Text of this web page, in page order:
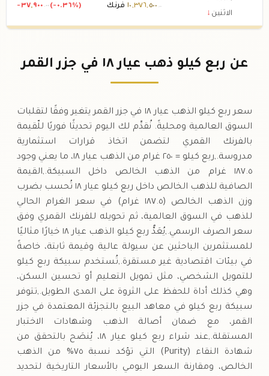
الاثنين ↓
١٠,٣٧٦,٥٠٠ .٠٠ فرنك -٣٧,٩٠٠ .٠٠ (-٠.٣٦%)
١٠,٤١٦,٦٠٠.٠٠ فرنك
عن ربع كيلو ذهب عيار ١٨ في جزر القمر
سعر ربع كيلو الذهب عيار ١٨ في جزر القمر يتغير وفقًا لتقلبات
السوق العالمية ومحليةً. نُقدِّم لك اليوم تحديثًا فوريًا للّقيمة
بالفرنك القمري لتضمن اتخاذ قرارات استثمارية
مدروسة.,ربع كيلو = ٢٥٠ غرام من الذهب عيار ١٨، ما يعني وجود
١٨٧.٥ غرام من الذهب الخالص داخل السبيكة.,القيمة
الصافية للذهب الخالص داخل ربع كيلو عيار ١٨ تُحسب بضرب
وزن الذهب الخالص (١٨٧.٥ غرام) في سعر الغرام الحالي
للذهب في السوق العالمية، ثم تحويله للفرنك القمري وفق
سعر الصرف الرسمي.,يُعَدُّ ربع كيلو الذهب عيار ١٨ خيارًا مثاليًا
للمستثمرين الباحثين عن سيولة عالية وقيمة ثابتة، خاصةً
في بيئات اقتصادية غير مستقرة.,تُستخدم سبيكة ربع كيلو
للتمويل الشخصي، مثل تمويل التعليم أو تحسين السكن،
وهي كذلك أداة للحفظ على الثروة على المدى الطويل.,تتوفر
سبيكة ربع كيلو في معاهد البيع بالتجزئة المعتمدة في جزر
القمر، مع ضمان أصالة الذهب وشهادات الاختبار
المستقلة.,عند شراء ربع كيلو عيار ١٨، يُنصَح بالتحقق من
شهادة النقاء (Purity) التي تؤكد نسبة ٧٥% من الذهب
الخالص، ومقارنة السعر اليومي بالأسعار التاريخية لتحديد